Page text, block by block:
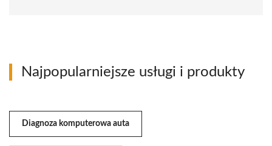
Najpopularniejsze usługi i produkty
Diagnoza komputerowa auta